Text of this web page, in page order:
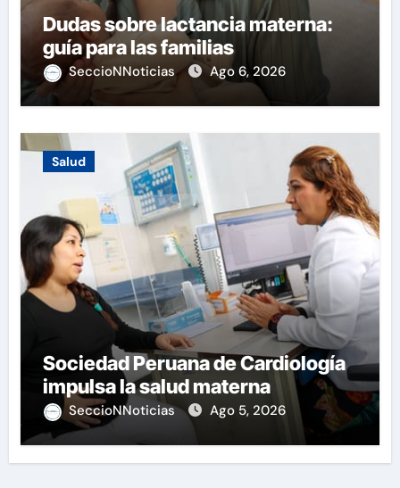
Dudas sobre lactancia materna:
guía para las familias
SeccioNNoticias Ago 6, 2026
Salud
Sociedad Peruana de Cardiología
impulsa la salud materna
SeccioNNoticias Ago 5, 2026